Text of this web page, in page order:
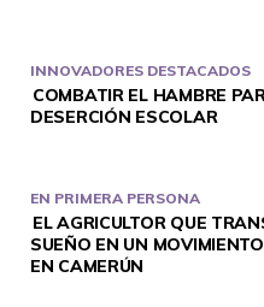
INNOVADORES DESTACADOS
COMBATIR EL HAMBRE
DESERCIÓN ESCOLAR
EN PRIMERA PERSONA
EL AGRICULTOR QUE
SUEÑO EN UN
EN CAMERÚN